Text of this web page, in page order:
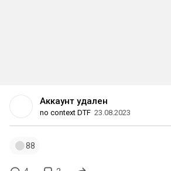
Аккаунт удален
no context DTF 23.08.2023
88